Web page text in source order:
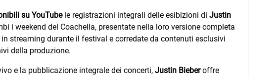
su YouTubele registrazioni integrali delle esibizioni di Justin
i weekend del Coachella, presentate nella loro versione completa
streaming durante il festival e corredate da contenuti esclusivi
della produzione.
e la pubblicazione integrale dei concerti, Justin Bieberoffre